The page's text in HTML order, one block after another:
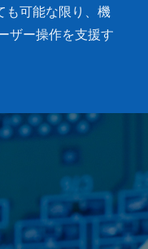
も可能な限り、機
ザー操作を支援す